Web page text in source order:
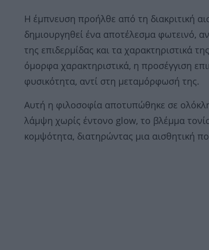
Η έμπνευση προήλθε από τη διακριτική
δημιουργηθεί ένα αποτέλεσμα φωτεινό,
της επιδερμίδας και τα χαρακτηριστικά
όμορφα χαρακτηριστικά, η προσέγγιση
φυσικότητα, αντί στη μεταμόρφωσή της.
Αυτή η φιλοσοφία αποτυπώθηκε σε
λάμψη χωρίς έντονο glow, το βλέμμα
κομψότητα, διατηρώντας μια αισθητική